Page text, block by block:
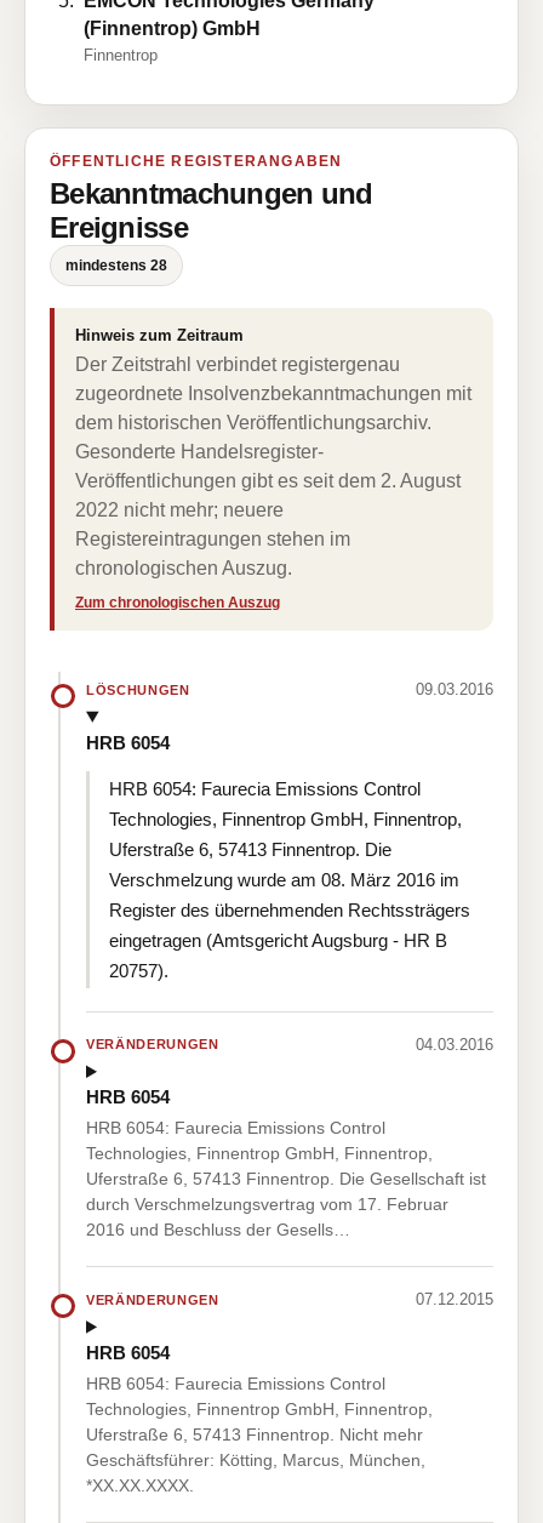
(Finnentrop) GmbH
Finnentrop
ÖFFENTLICHE REGISTERANGABEN
Bekanntmachungen und
Ereignisse
mindestens 28
Hinweis zum Zeitraum
Der Zeitstrahl verbindet registergenau
zugeordnete Insolvenzbekanntmachungen mit
dem historischen Veröffentlichungsarchiv.
Gesonderte Handelsregister-
Veröffentlichungen gibt es seit dem 2. August
2022 nicht mehr; neuere
Registereintragungen stehen im
chronologischen Auszug.
Zum chronologischen Auszug
LÖSCHUNGEN 09.03.2016
HRB 6054
HRB 6054: Faurecia Emissions Control
Technologies, Finnentrop GmbH, Finnentrop,
Uferstraße 6, 57413 Finnentrop. Die
Verschmelzung wurde am 08. März 2016 im
Register des übernehmenden Rechtssträgers
eingetragen (Amtsgericht Augsburg - HR B
20757).
VERÄNDERUNGEN 04.03.2016
HRB 6054
HRB 6054: Faurecia Emissions Control
Technologies, Finnentrop GmbH, Finnentrop,
Uferstraße 6, 57413 Finnentrop. Die Gesellschaft ist
durch Verschmelzungsvertrag vom 17. Februar
2016 und Beschluss der Gesells…
VERÄNDERUNGEN 07.12.2015
HRB 6054
HRB 6054: Faurecia Emissions Control
Technologies, Finnentrop GmbH, Finnentrop,
Uferstraße 6, 57413 Finnentrop. Nicht mehr
Geschäftsführer: Kötting, Marcus, München,
*XX.XX.XXXX.